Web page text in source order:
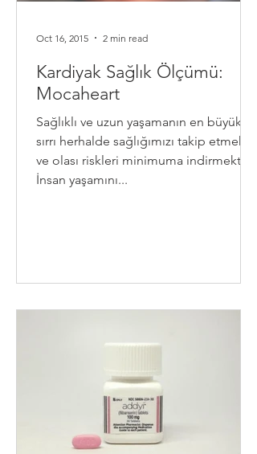
Kardiyak Sağlık Ölçümü:
Mocaheart
Sağlıklı ve uzun yaşamanın en büyük
sırrı herhalde sağlığımızı takip etmek
ve olası riskleri minimuma indirmektir.
İnsan yaşamını...
Oct 16, 2015 2 min read